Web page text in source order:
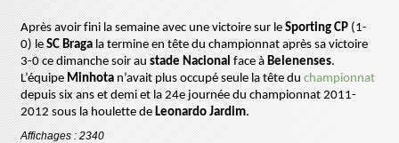
Après avoir fini la semaine avec une victoire sur leSporting CP (1-
0) leSC Braga la termine en tête du championnat après sa victoire
3-0 ce dimanche soir austade Nacional face à Belenenses.
L’équipeMinhota n’avait plus occupé seule la tête duchampionnat
depuis six ans et demi et la 24e journée du championnat 2011-
2012 sous la houlette de Leonardo Jardim.
Affichages : 2340